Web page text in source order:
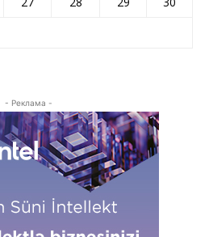
- Реклама -